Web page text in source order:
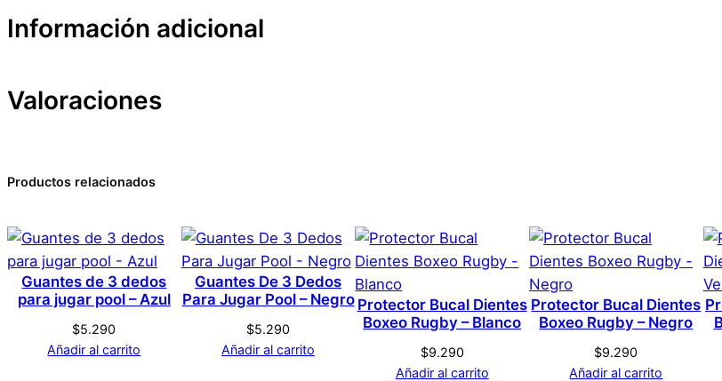
Información adicional
Atributos Valor
Color Transparente
Valoraciones
0 valoraciones en Pack por 2 Protector
No hay valoraciones aún. Solo los usuarios registrados que hayan comprado este producto pueden
Productos relacionados
Guantes de 3 dedos
para jugar pool – Azul
$5.290
Añadir al carrito
Guantes De 3 Dedos
Para Jugar Pool – Negro
$5.290
Añadir al carrito
Protector Bucal Dientes
Boxeo Rugby – Blanco
$9.290
Añadir al carrito
Protector Bucal Dientes
Boxeo Rugby – Negro
$9.290
Añadir al carrito